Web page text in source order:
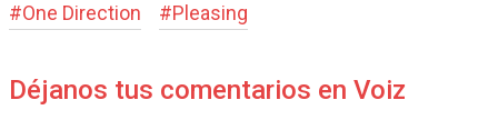
#One Direction #Pleasing
Déjanos tus comentarios en Voiz